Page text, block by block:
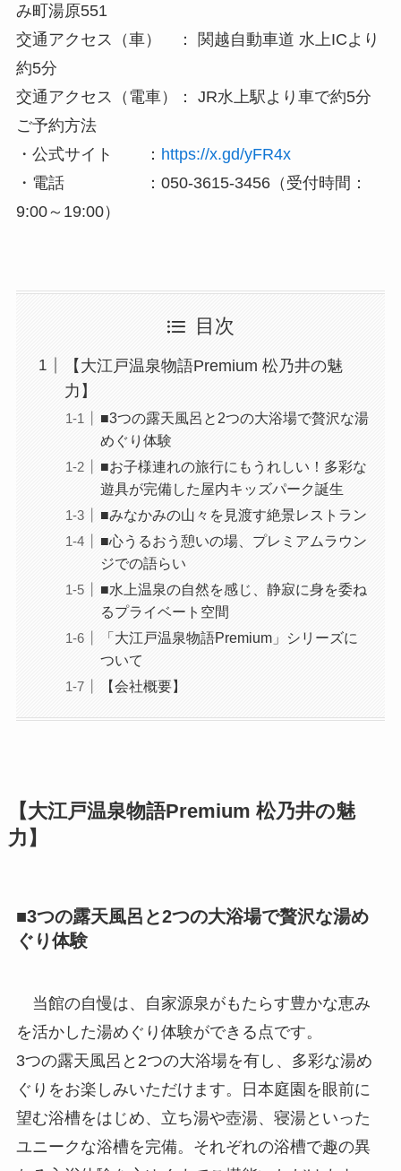
み町湯原551
交通アクセス（車） ： 関越自動車道 水上ICより
約5分
交通アクセス（電車）： JR水上駅より車で約5分
ご予約方法
・公式サイト ： https://x.gd/yFR4x
・電話 ：050-3615-3456（受付時間：
9:00～19:00）
目次
【大江戸温泉物語Premium 松乃井の魅
力】
■3つの露天風呂と2つの大浴場で贅沢な湯
めぐり体験
■お子様連れの旅行にもうれしい！多彩な
遊具が完備した屋内キッズパーク誕生
■みなかみの山々を見渡す絶景レストラン
■心うるおう憩いの場、プレミアムラウン
ジでの語らい
■水上温泉の自然を感じ、静寂に身を委ね
るプライベート空間
「大江戸温泉物語Premium」シリーズに
ついて
【会社概要】
【大江戸温泉物語Premium 松乃井の魅
力】
■3つの露天風呂と2つの大浴場で贅沢な湯め
ぐり体験
当館の自慢は、自家源泉がもたらす豊かな恵み
を活かした湯めぐり体験ができる点です。
3つの露天風呂と2つの大浴場を有し、多彩な湯め
ぐりをお楽しみいただけます。日本庭園を眼前に
望む浴槽をはじめ、立ち湯や壺湯、寝湯といった
ユニークな浴槽を完備。それぞれの浴槽で趣の異